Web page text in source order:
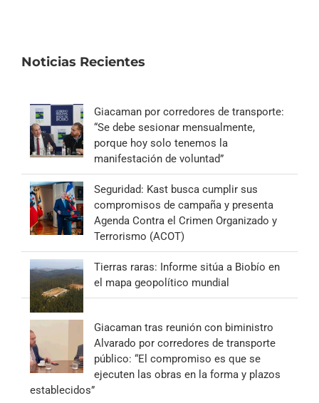
Noticias Recientes
Giacaman por corredores de transporte:
“Se debe sesionar mensualmente,
porque hoy solo tenemos la
manifestación de voluntad”
Seguridad: Kast busca cumplir sus
compromisos de campaña y presenta
Agenda Contra el Crimen Organizado y
Terrorismo (ACOT)
Tierras raras: Informe sitúa a Biobío en
el mapa geopolítico mundial
Giacaman tras reunión con biministro
Alvarado por corredores de transporte
público: “El compromiso es que se
ejecuten las obras en la forma y plazos
establecidos”